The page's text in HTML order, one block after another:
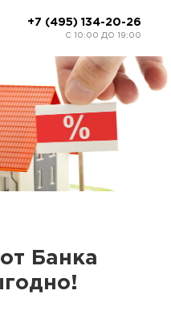
+7 (495) 134-20-26
C 10:00 ДО 19:00
Банка